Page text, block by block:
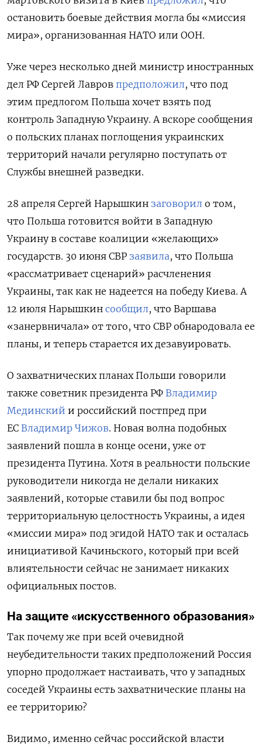
остановить боевые действия могла бы «миссия
мира», организованная НАТО или ООН.
Уже через несколько дней министр иностранных
дел РФ Сергей Лавров предположил, что под
этим предлогом Польша хочет взять под
контроль Западную Украину. А вскоре сообщения
о польских планах поглощения украинских
территорий начали регулярно поступать от
Службы внешней разведки.
28 апреля Сергей Нарышкин заговорил о том,
что Польша готовится войти в Западную
Украину в составе коалиции «желающих»
государств. 30 июня СВР заявила, что Польша
«рассматривает сценарий» расчленения
Украины, так как не надеется на победу Киева. А
12 июля Нарышкин сообщил, что Варшава
«занервничала» от того, что СВР обнародовала ее
планы, и теперь старается их дезавуировать.
О захватнических планах Польши говорили
также советник президента РФ Владимир
Мединский и российский постпред при
ЕС Владимир Чижов. Новая волна подобных
заявлений пошла в конце осени, уже от
президента Путина. Хотя в реальности польские
руководители никогда не делали никаких
заявлений, которые ставили бы под вопрос
территориальную целостность Украины, а идея
«миссии мира» под эгидой НАТО так и осталась
инициативой Качиньского, который при всей
влиятельности сейчас не занимает никаких
официальных постов.
На защите «искусственного образования»
Так почему же при всей очевидной
неубедительности таких предположений Россия
упорно продолжает настаивать, что у западных
соседей Украины есть захватнические планы на
ее территорию?
Видимо, именно сейчас российской власти